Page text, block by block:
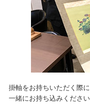
掛軸をお持ちいただく際
一緒にお持ち込みくださ